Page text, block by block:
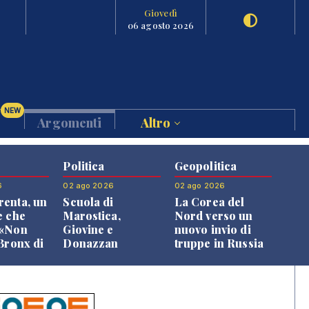
Giovedì
06 agosto 2026
NEW
Argomenti Altro
un
che
di
Politica
02 ago 2026
Scuola di
Marostica,
Giovine e
Donazzan
Geopolitica
02 ago 2026
La Corea del
Nord verso un
nuovo invio di
truppe in Russia